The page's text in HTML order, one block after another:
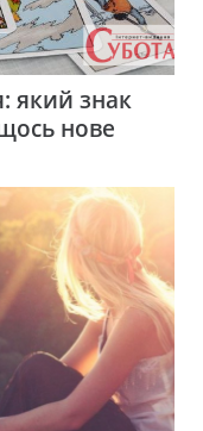
який знак
нове